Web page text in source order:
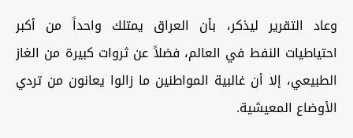
وعاد التقرير ليذكر، بأن العراق يمتلك واحداً من أكبر
احتياطيات النفط في العالم، فضلاً عن ثروات كبيرة من الغاز
الطبيعي، إلا أن غالبية المواطنين ما زالوا يعانون من تردي
الأوضاع المعيشية.